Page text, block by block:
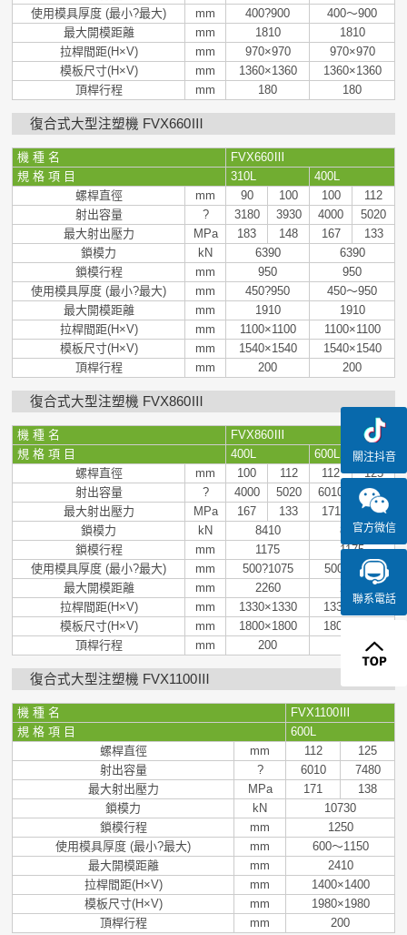
使用模具厚度 (最小?最大)
mm 400?900
400～900
最大開模距離
mm 1810
1810
拉桿間距(H×V)
mm 970×970
970×970
模板尺寸(H×V)
mm 1360×1360
1360×1360
頂桿行程
mm 180 180
復合式大型注塑機 FVX660Ⅲ
機 種 名 FVX660
規 格 項 目
310L
400L
螺桿直徑
mm 90 100 100
112
射出容量
? 3180 3930 4000
5020
最大射出壓力
MPa 183 148 167
133
鎖模力
kN 6390
6390
鎖模行程
mm 950
950
使用模具厚度 (最小?最大)
mm 450?950
450～950
最大開模距離
mm 1910
1910
拉桿間距(H×V)
mm 1100×1100
1100×1100
模板尺寸(H×V)
mm 1540×1540
1540×1540
頂桿行程
mm 200 200
復合式大型注塑機 FVX860Ⅲ
機 種 名 FVX860
規 格 項 目
400L
600L
螺桿直徑
mm 100 112 112
125
射出容量
? 4000 5020 6010
7480
最大射出壓力
MPa 167 133 171
138
鎖模力
kN 8410
8410
鎖模行程
mm 1175
1175
使用模具厚度 (最小?最大)
mm 500?1075
500～1075
最大開模距離
mm 2260
2260
拉桿間距(H×V)
mm 1330×1330
1330×1330
模板尺寸(H×V)
mm 1800×1800
1800×1800
頂桿行程
mm 200
復合式大型注塑機 FVX1100Ⅲ
機 種 名 FVX1100
規 格 項 目
600L
螺桿直徑
mm 112
125
射出容量
? 6010
7480
最大射出壓力
MPa 171
138
鎖模力
kN
10730
鎖模行程
mm
1250
使用模具厚度 (最小?最大)
mm
600～1150
最大開模距離
mm
2410
拉桿間距(H×V)
mm
1400×1400
模板尺寸(H×V)
mm
1980×1980
頂桿行程
mm 200
關注抖音
官方微信
聯系電話